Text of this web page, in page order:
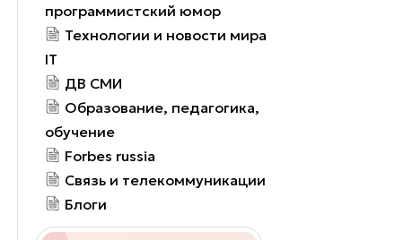
программистский юмор
Технологии и новости мира
IT
ДВ СМИ
Образование, педагогика,
обучение
Forbes russia
Связь и телекоммуникации
Блоги